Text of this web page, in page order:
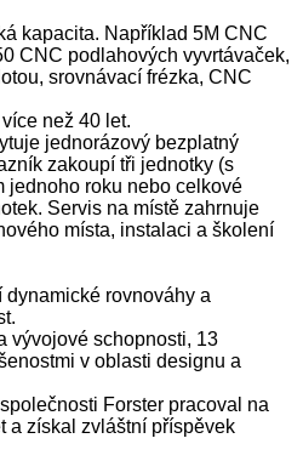
kapacita. Například 5M CNC
CNC podlahových vyvrtávaček,
srovnávací frézka, CNC
než 40 let.
jednorázový bezplatný
zakoupí tři jednotky (s
jednoho roku nebo celkové
Servis na místě zahrnuje
místa, instalaci a školení
rovnováhy a
vývojové schopnosti, 13
v oblasti designu a
Forster pracoval na
a získal zvláštní příspěvek